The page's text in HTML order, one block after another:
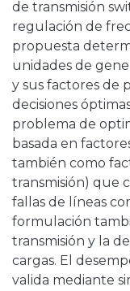
de transmisión
regulación de
propuesta
unidades de
y sus factores de
decisiones
problema de
basada en
también como
transmisión) que
fallas de líneas
formulación
transmisión y la
cargas. El
valida mediante